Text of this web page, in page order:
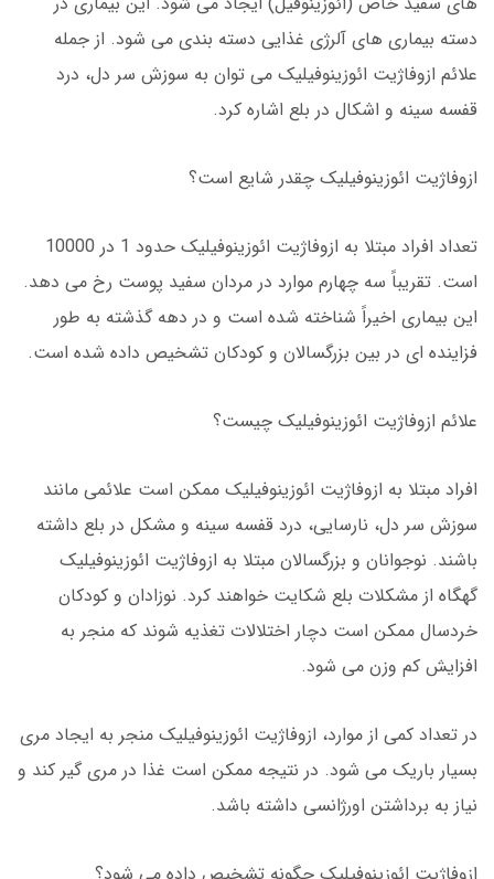
دسته بیماری های آلرژی غذایی دسته بندی می شود. از جمله
علائم ازوفاژیت ائوزینوفیلیک می توان به سوزش سر دل، درد
قفسه سینه و اشکال در بلع اشاره کرد.
ازوفاژیت ائوزینوفیلیک چقدر شایع است؟
تعداد افراد مبتلا به ازوفاژیت ائوزینوفیلیک حدود 1 در 10000
است. تقریباً سه چهارم موارد در مردان سفید پوست رخ می دهد.
این بیماری اخیراً شناخته شده است و در دهه گذشته به طور
فزاینده ای در بین بزرگسالان و کودکان تشخیص داده شده است.
علائم ازوفاژیت ائوزینوفیلیک چیست؟
افراد مبتلا به ازوفاژیت ائوزینوفیلیک ممکن است علائمی مانند
سوزش سر دل، نارسایی، درد قفسه سینه و مشکل در بلع داشته
باشند. نوجوانان و بزرگسالان مبتلا به ازوفاژیت ائوزینوفیلیک
گهگاه از مشکلات بلع شکایت خواهند کرد. نوزادان و کودکان
خردسال ممکن است دچار اختلالات تغذیه شوند که منجر به
افزایش کم وزن می شود.
در تعداد کمی از موارد، ازوفاژیت ائوزینوفیلیک منجر به ایجاد مری
بسیار باریک می شود. در نتیجه ممکن است غذا در مری گیر کند و
نیاز به برداشتن اورژانسی داشته باشد.